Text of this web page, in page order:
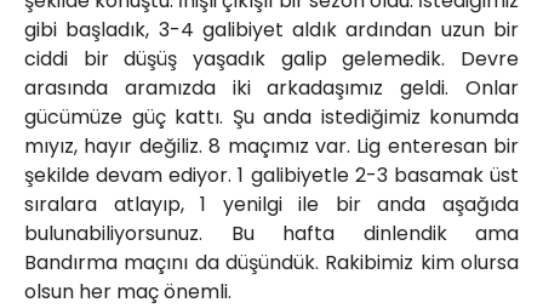
gibi başladık, 3-4 galibiyet aldık ardından uzun bir
ciddi bir düşüş yaşadık galip gelemedik. Devre
arasında aramızda iki arkadaşımız geldi. Onlar
gücümüze güç kattı. Şu anda istediğimiz konumda
mıyız, hayır değiliz. 8 maçımız var. Lig enteresan bir
şekilde devam ediyor. 1 galibiyetle 2-3 basamak üst
sıralara atlayıp, 1 yenilgi ile bir anda aşağıda
bulunabiliyorsunuz. Bu hafta dinlendik ama
Bandırma maçını da düşündük. Rakibimiz kim olursa
olsun her maç önemli.